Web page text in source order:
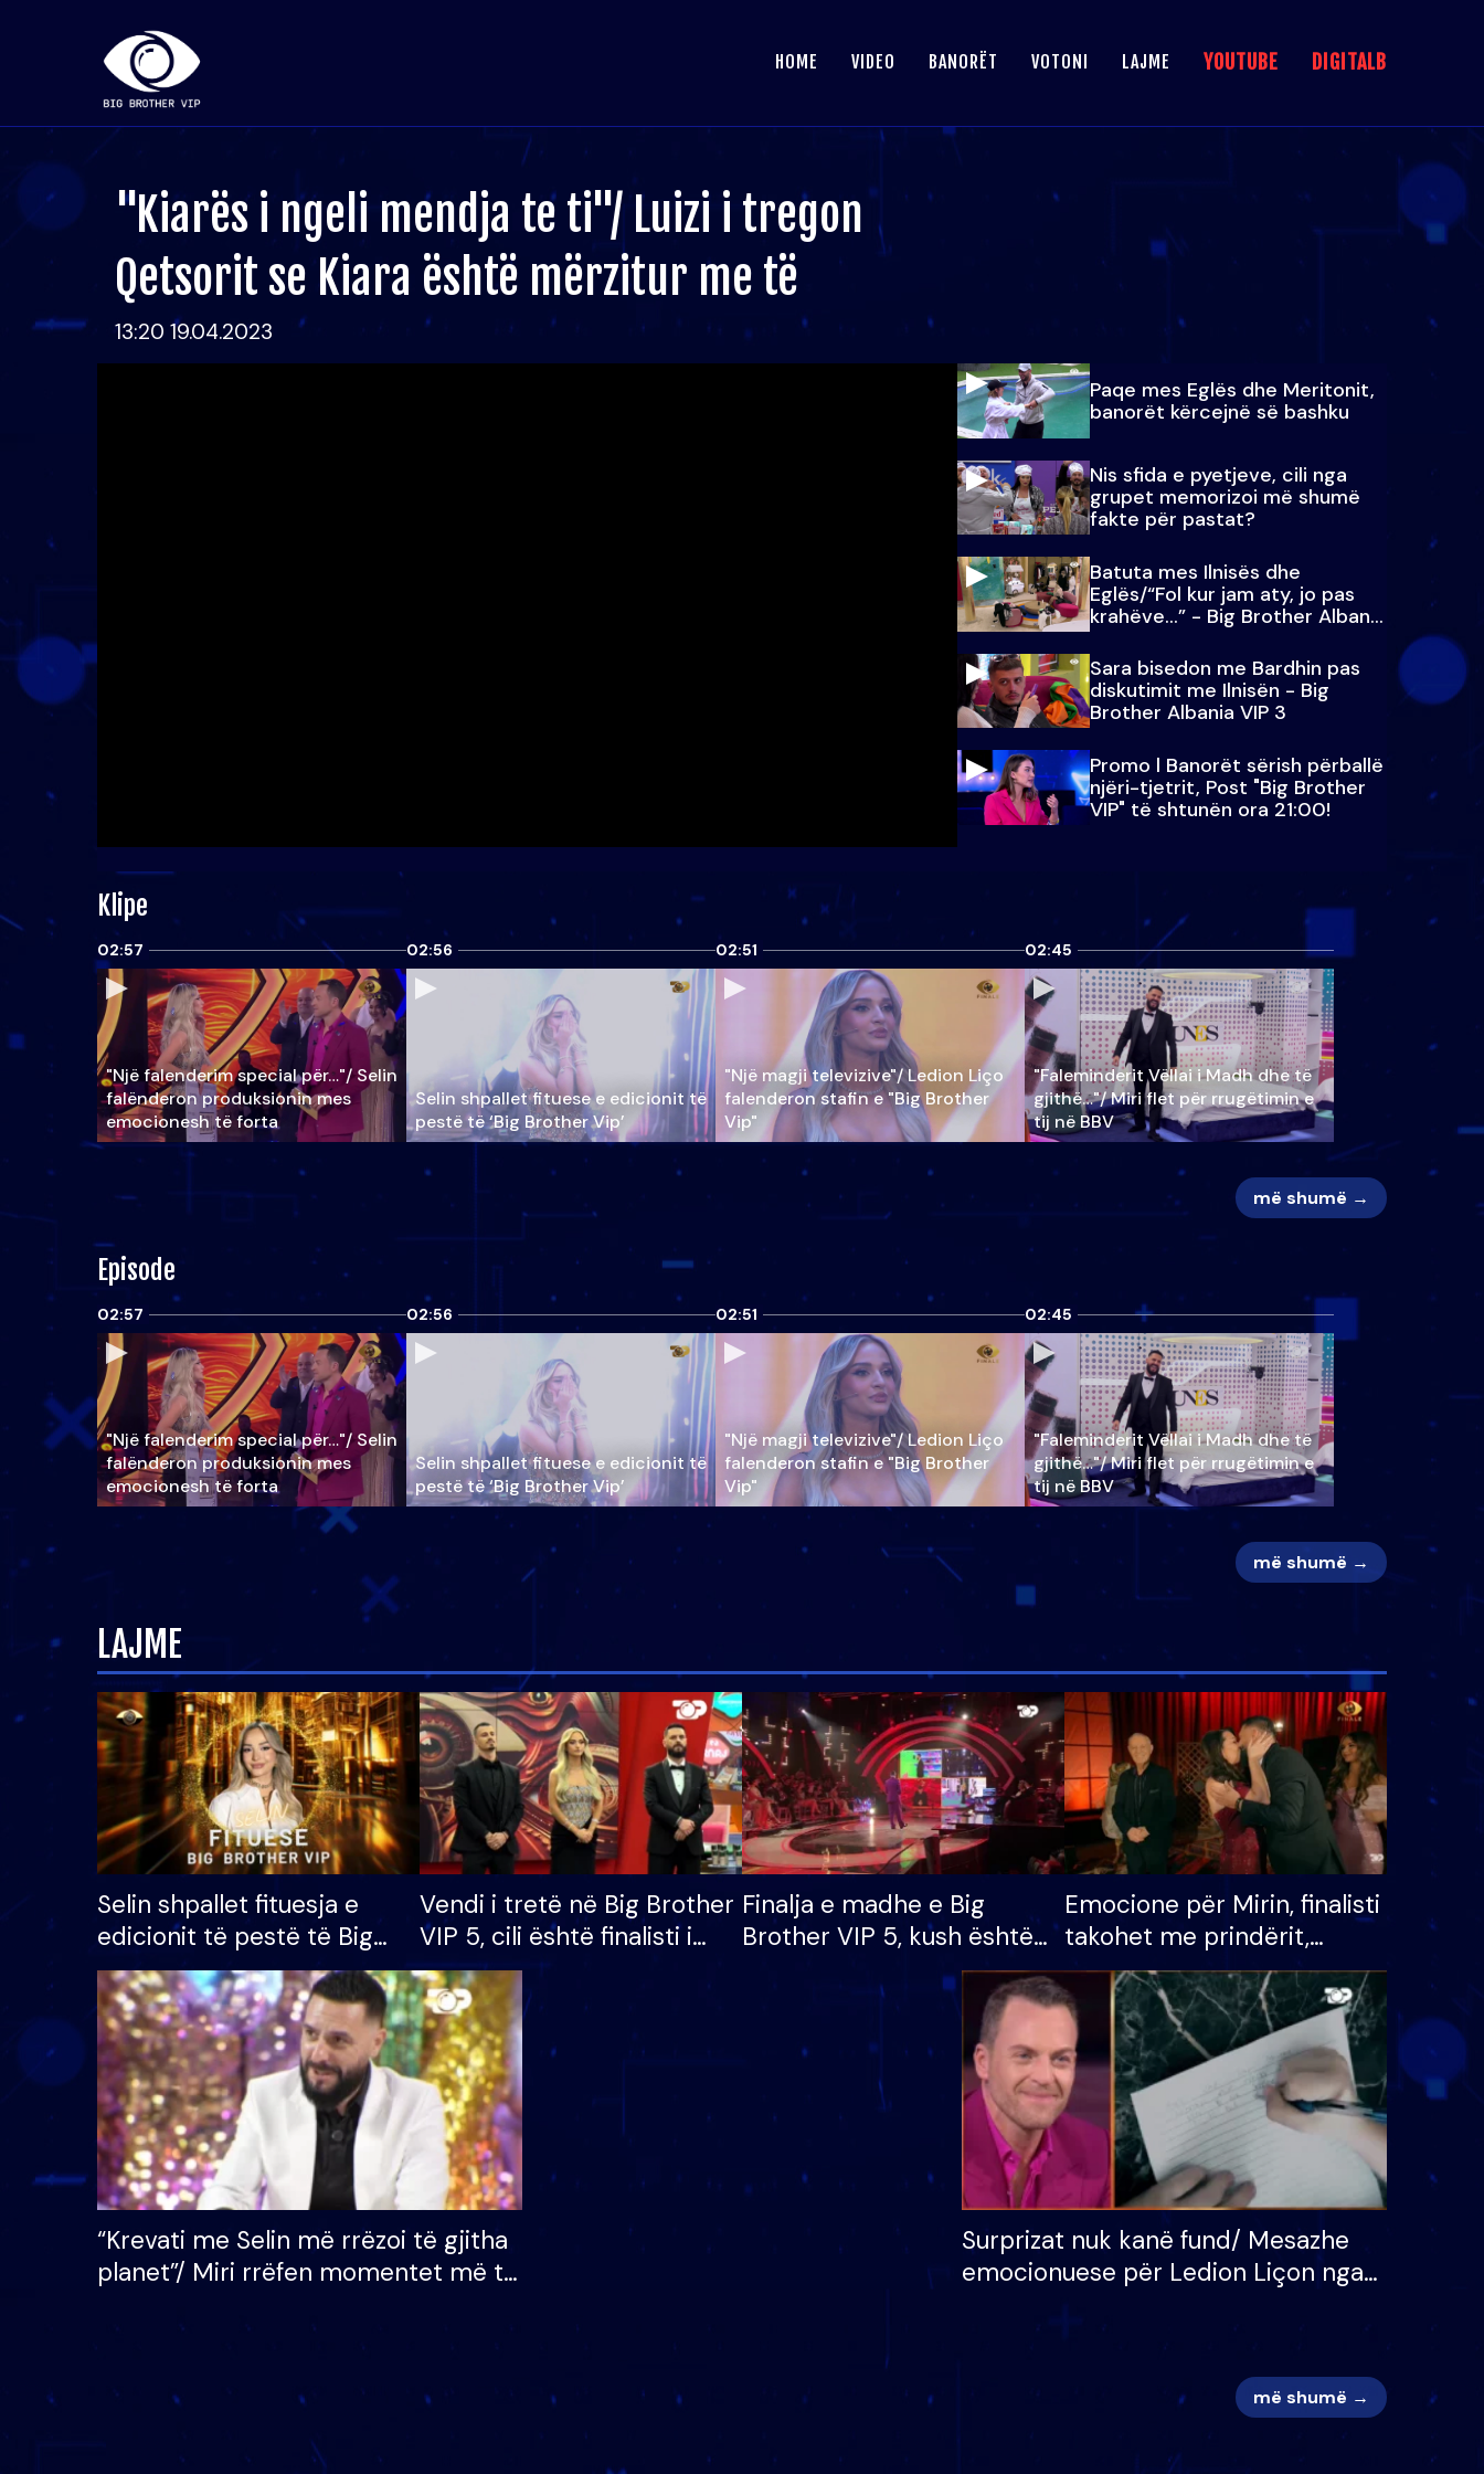
HOME VIDEO BANORËT VOTONI LAJME YOUTUBE DIGITALB
"Kiarës i ngeli mendja te ti"/ Luizi i tregon
Qetsorit se Kiara është mërzitur me të
13:20 19.04.2023
Paqe mes Eglës dhe Meritonit,
banorët kërcejnë së bashku
Nis sfida e pyetjeve, cili nga
grupet memorizoi më shumë
fakte për pastat?
Batuta mes Ilnisës dhe
Eglës/“Fol kur jam aty, jo pas
krahëve…” - Big Brother Albania
VIP 3
Sara bisedon me Bardhin pas
diskutimit me Ilnisën - Big
Brother Albania VIP 3
Promo l Banorët sërish përballë
njëri-tjetrit, Post "Big Brother
VIP" të shtunën ora 21:00!
Klipe
02:57
"Një falenderim special për…"/ Selin
falënderon produksionin mes
emocionesh të forta
02:56
Selin shpallet fituese e edicionit të
pestë të ‘Big Brother Vip’
02:51
"Një magji televizive"/ Ledion Liço
falenderon stafin e "Big Brother
Vip"
02:45
"Faleminderit Vëllai i Madh dhe të
gjithë…"/ Miri flet për rrugëtimin e
tij në BBV
më shumë →
Episode
02:57
"Një falenderim special për…"/ Selin
falënderon produksionin mes
emocionesh të forta
02:56
Selin shpallet fituese e edicionit të
pestë të ‘Big Brother Vip’
02:51
"Një magji televizive"/ Ledion Liço
falenderon stafin e "Big Brother
Vip"
02:45
"Faleminderit Vëllai i Madh dhe të
gjithë…"/ Miri flet për rrugëtimin e
tij në BBV
më shumë →
LAJME
Selin shpallet fituesja e
edicionit të pestë të Big
Brother VIP, rrëmben
çmimin e madh prej 100
mijë eurosh
Vendi i tretë në Big Brother
VIP 5, cili është finalisti i
radhës që lë shtëpinë
Finalja e madhe e Big
Brother VIP 5, kush është
banori i parë që lë shtëpinë
dhe humb mundësinë për
të fituar çmimin e madh
Emocione për Mirin, finalisti
takohet me prindërit,
vajzën dhe bashkëshorten:
S’kemi ndonjë letër divorci
apo jo?
“Krevati me Selin më rrëzoi të gjitha
planet”/ Miri rrëfen momentet më të
mungojë zilja e mëngjesit kur…
Surprizat nuk kanë fund/ Mesazhe
emocionuese për Ledion Liçon nga
më shumë →